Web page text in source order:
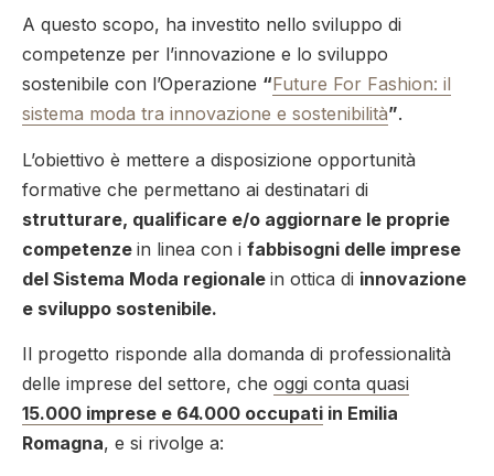
A questo scopo, ha investito nello sviluppo di
competenze per l’innovazione e lo sviluppo
sostenibile con l’Operazione “Future For Fashion: il
sistema moda tra innovazione e sostenibilità”.
L’obiettivo è mettere a disposizione opportunità
formative che permettano ai destinatari di
strutturare, qualificare e/o aggiornare le proprie
competenze in linea con i fabbisogni delle imprese
del Sistema Moda regionale in ottica di innovazione
e sviluppo sostenibile.
Il progetto risponde alla domanda di professionalità
delle imprese del settore, che oggi conta quasi
15.000 imprese e 64.000 occupati in Emilia
Romagna, e si rivolge a: